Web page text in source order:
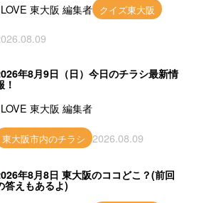
東大阪 編集者 クイズ東大阪
年8月9日（日）今日のチラシ最新情
！
東大阪 編集者
東大阪市内のチラシ 2026.08.09
年8月8日 東大阪のココどこ？(前回
答えもあるよ)